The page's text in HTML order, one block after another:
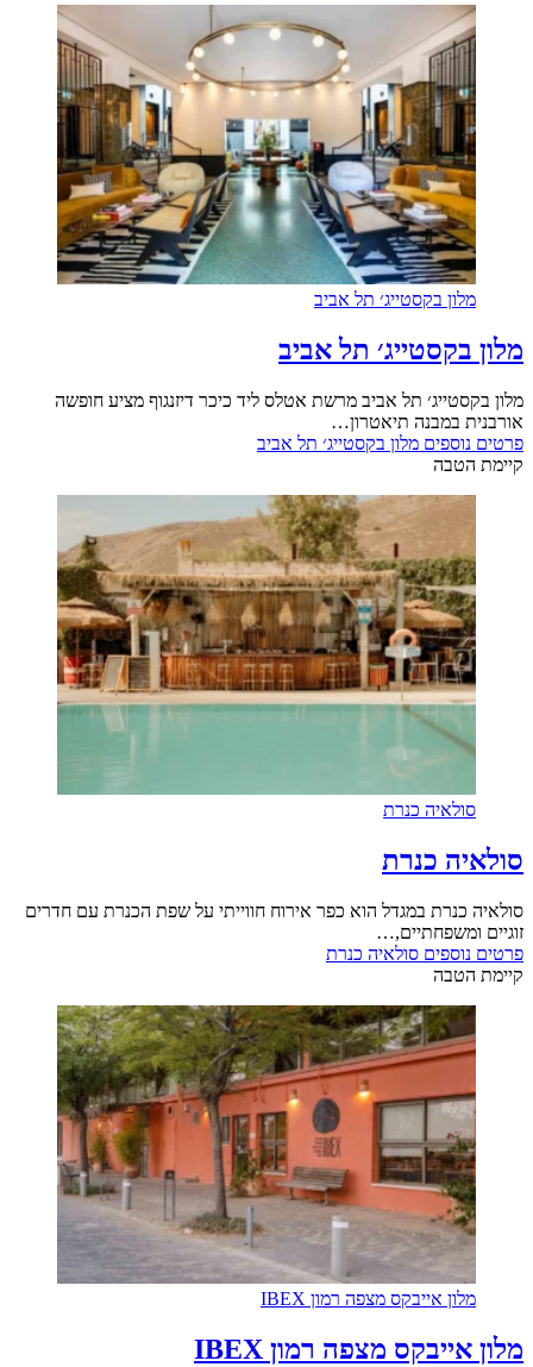
מלון בקסטייג׳ תל אביב
מלון בקסטייג׳ תל אביב
מלון בקסטייג׳ תל אביב מרשת אטלס ליד כיכר דיזנגוף מציע חופשה
אורבנית במבנה תיאטרון…
פרטים נוספים מלון בקסטייג׳ תל אביב
קיימת הטבה
סולאיה כנרת
סולאיה כנרת
סולאיה כנרת במגדל הוא כפר אירוח חווייתי על שפת הכנרת עם חדרים
זוגיים ומשפחתיים,…
פרטים נוספים סולאיה כנרת
קיימת הטבה
מלון אייבקס מצפה רמון IBEX
מלון אייבקס מצפה רמון IBEX